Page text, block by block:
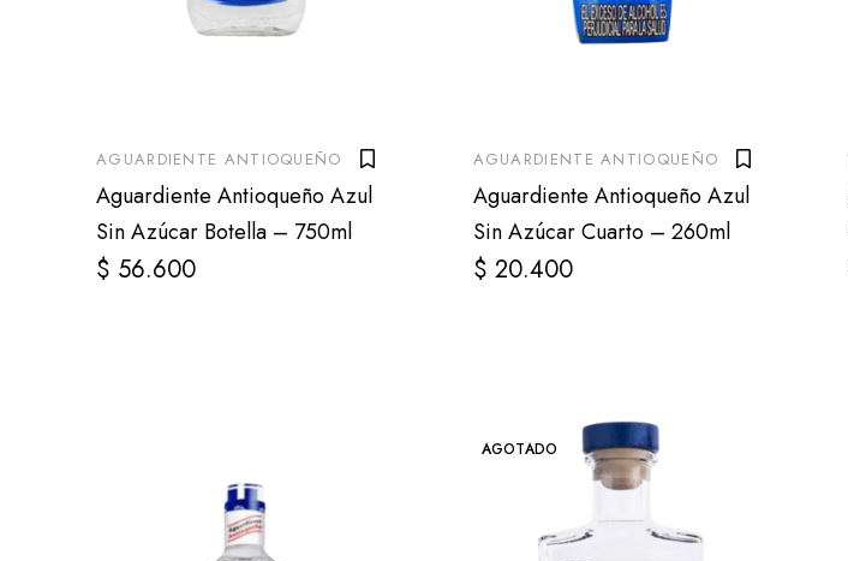
AGUARDIENTE ANTIOQUEÑO
Aguardiente Antioqueño Azul
Sin Azúcar Botella – 750ml
$ 56.600
AGUARDIENTE ANTIOQUEÑO
Aguardiente Antioqueño Azul
Sin Azúcar Cuarto – 260ml
$ 20.400
AGOTADO